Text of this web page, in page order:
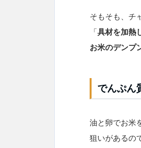
そもそも、チ
「具材を加熱
お米のデンプ
でんぷん
油と卵でお米
狙いがあるの